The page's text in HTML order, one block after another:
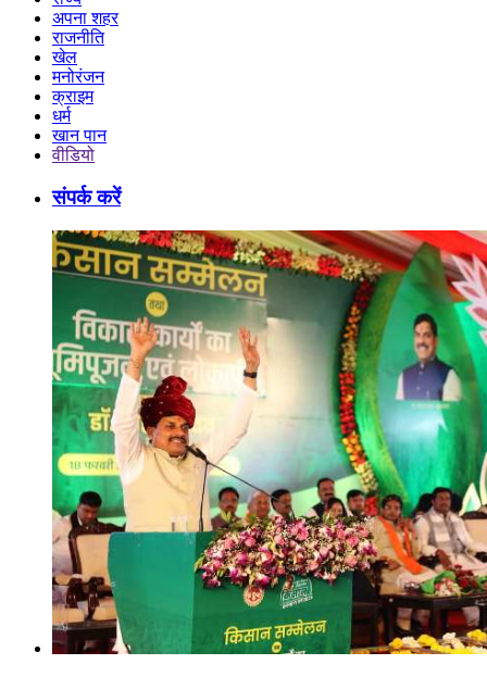
अपना शहर
राजनीति
खेल
मनोरंजन
क्राइम
धर्म
खान पान
वीडियो
संपर्क करें